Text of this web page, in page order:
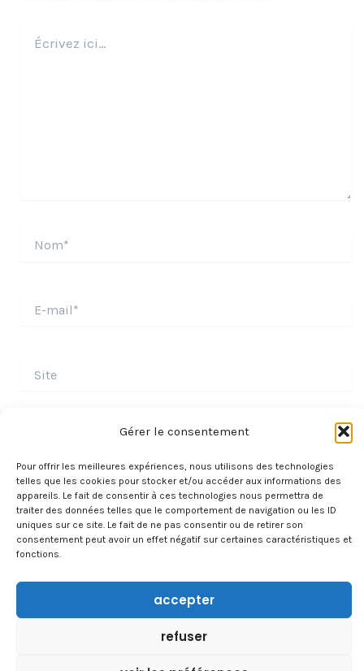
Gérer le consentement
Pour offrir les meilleures expériences, nous utilisons des technologies
telles que les cookies pour stocker et/ou accéder aux informations des
appareils. Le fait de consentir à ces technologies nous permettra de
traiter des données telles que le comportement de navigation ou les ID
uniques sur ce site. Le fait de ne pas consentir ou de retirer son
consentement peut avoir un effet négatif sur certaines caractéristiques et
fonctions.
accepter
refuser
ici…
mail*
CONTACT
TRAVAILLER AVEC NOUS